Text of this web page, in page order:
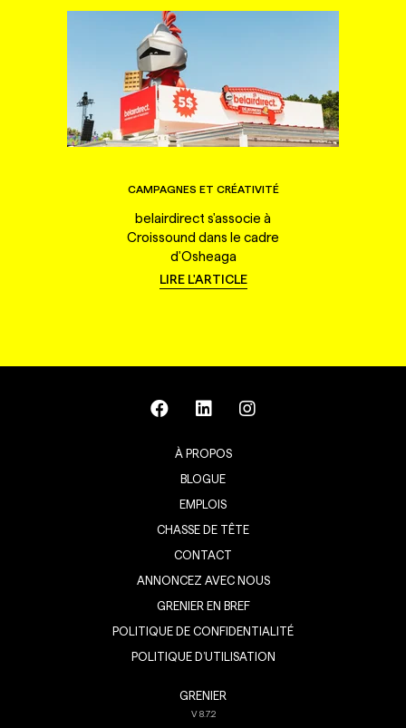
CAMPAGNES ET CRÉATIVITÉ
belairdirect s'associe à
Croissound dans le cadre
d'Osheaga
LIRE L'ARTICLE
À PROPOS
BLOGUE
EMPLOIS
CHASSE DE TÊTE
CONTACT
ANNONCEZ AVEC NOUS
GRENIER EN BREF
POLITIQUE DE CONFIDENTIALITÉ
POLITIQUE D’UTILISATION
GRENIER
V8.7.2